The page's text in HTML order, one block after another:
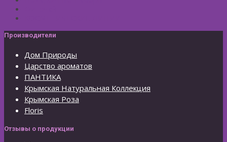
Производители
Дом Природы
Царство ароматов
ПАНТИКА
Крымская Натуральная Коллекция
Крымская Роза
Floris
Отзывы о продукции